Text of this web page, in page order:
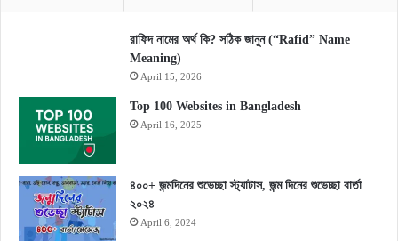
রাফিদ নামের অর্থ কি? সঠিক জানুন (“Rafid” Name
Meaning)
April 15, 2026
Top 100 Websites in Bangladesh
April 16, 2025
৪০০+ জন্মদিনের শুভেচ্ছা স্ট্যাটাস, জন্ম দিনের শুভেচ্ছা বার্তা
২০২৪
April 6, 2024